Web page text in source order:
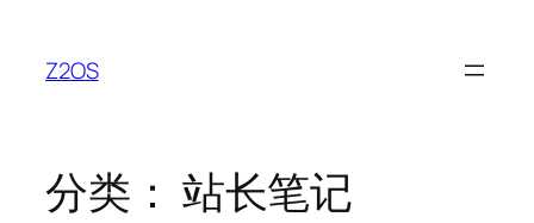
Z2OS
分类： 站长笔记